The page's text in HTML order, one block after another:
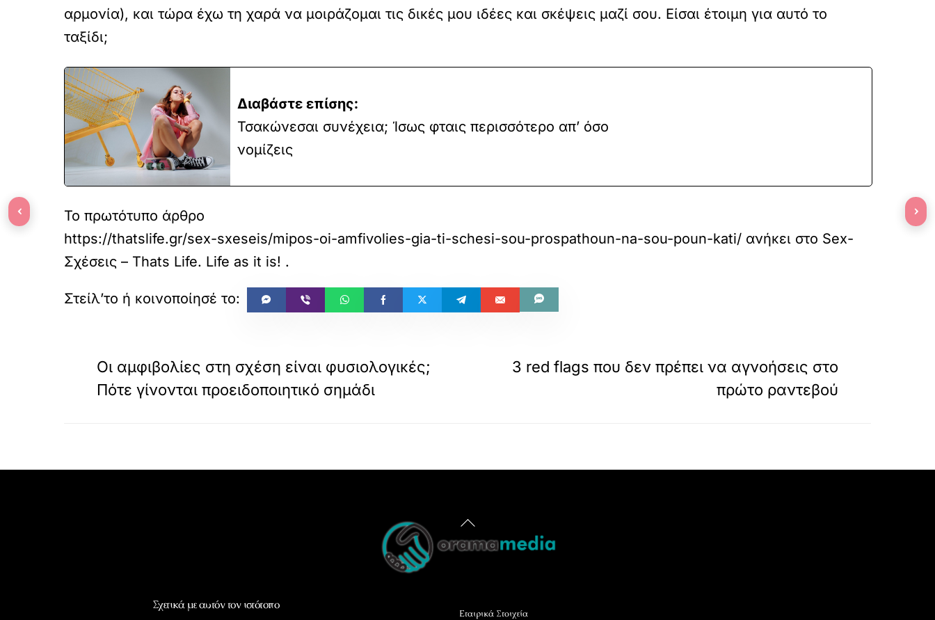
αρμονία), και τώρα έχω τη χαρά να μοιράζομαι τις δικές μου ιδέες και σκέψεις μαζί σου. Είσαι έτοιμη για αυτό το
ταξίδι;
Διαβάστε επίσης:
Τσακώνεσαι συνέχεια; Ίσως φταις περισσότερο απ’ όσο
νομίζεις
Το πρωτότυπο άρθρο
https://thatslife.gr/sex-sxeseis/mipos-oi-amfivolies-gia-ti-schesi-sou-prospathoun-na-sou-poun-kati/ ανήκει στο Sex-
Σχέσεις – Thats Life. Life as it is! .
Οι αμφιβολίες στη σχέση είναι φυσιολογικές;
Πότε γίνονται προειδοποιητικό σημάδι
3 red flags που δεν πρέπει να αγνοήσεις στο
πρώτο ραντεβού
Back
To
Σχετικά με αυτόν τον ιστότοπο
Εταιρικά Στοιχεία
‹ ›